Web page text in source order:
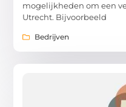
mogelijkheden om een
Utrecht. Bijvoorbeeld
Bedrijven